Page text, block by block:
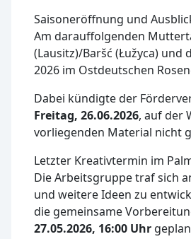
Saisoneröffnung und
Am darauffolgenden
(Lausitz)/Baršć (Łužyca) und
2026 im Ostdeutschen
Dabei kündigte der
Freitag, 26.06.2026, auf der
vorliegenden Material nicht
Letzter Kreativtermin im
Die Arbeitsgruppe traf sich
und weitere Ideen zu
die gemeinsame
27.05.2026, 16:00 Uhr